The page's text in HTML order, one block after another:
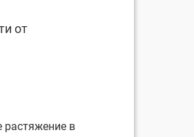
от
растяжение в